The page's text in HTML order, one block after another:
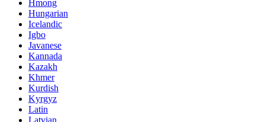
Hmong
Hungarian
Icelandic
Igbo
Javanese
Kannada
Kazakh
Khmer
Kurdish
Kyrgyz
Latin
Latvian